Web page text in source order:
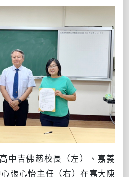
中吉佛慈校長（左）、嘉義
張心怡主任（右）在嘉大陳